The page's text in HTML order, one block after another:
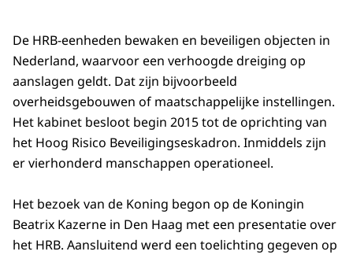
De HRB-eenheden bewaken en beveiligen objecten in
Nederland, waarvoor een verhoogde dreiging op
aanslagen geldt. Dat zijn bijvoorbeeld
overheidsgebouwen of maatschappelijke instellingen.
Het kabinet besloot begin 2015 tot de oprichting van
het Hoog Risico Beveiligingseskadron. Inmiddels zijn
er vierhonderd manschappen operationeel.
Het bezoek van de Koning begon op de Koningin
Beatrix Kazerne in Den Haag met een presentatie over
het HRB. Aansluitend werd een toelichting gegeven op